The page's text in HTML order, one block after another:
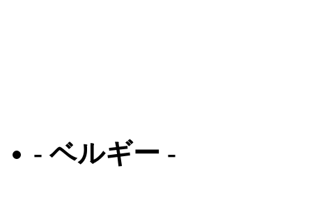
- ベルギー -